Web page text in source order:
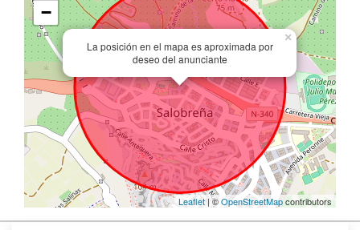
La posición en el mapa es aproximada por
deseo del anunciante
×
−
Leaflet| ©OpenStreetMapcontributors